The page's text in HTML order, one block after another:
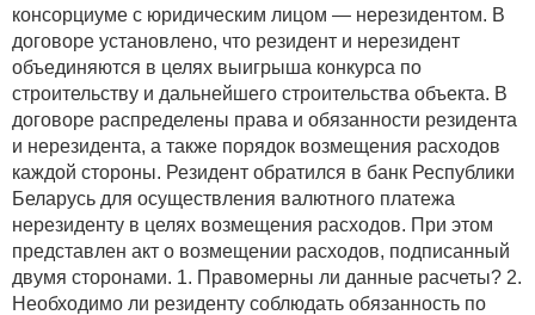
консорциуме с юридическим лицом — нерезидентом. В
договоре установлено, что резидент и нерезидент
объединяются в целях выигрыша конкурса по
строительству и дальнейшего строительства объекта. В
договоре распределены права и обязанности резидента
и нерезидента, а также порядок возмещения расходов
каждой стороны. Резидент обратился в банк Республики
Беларусь для осуществления валютного платежа
нерезиденту в целях возмещения расходов. При этом
представлен акт о возмещении расходов, подписанный
двумя сторонами. 1. Правомерны ли данные расчеты? 2.
Необходимо ли резиденту соблюдать обязанность по